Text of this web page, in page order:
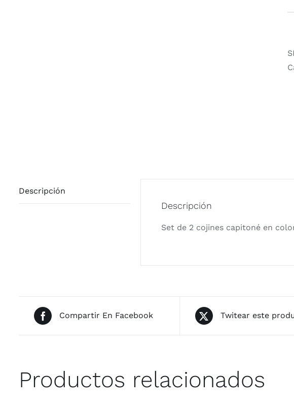
Descripción
Descripción
Set de 2 cojines capitoné en
Compartir En Facebook Twitear este
Productos relacionados